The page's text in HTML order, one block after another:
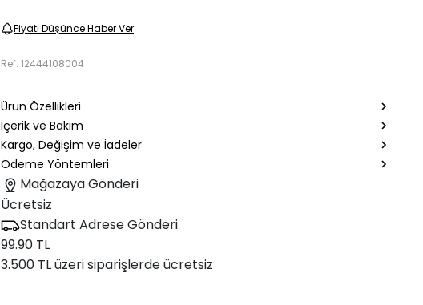
Fiyatı Düşünce Haber Ver
Ref. 12444108004
Ürün Özellikleri
İçerik ve Bakım
Kargo, Değişim ve İadeler
Ödeme Yöntemleri
Mağazaya Gönderi
Ücretsiz
Standart Adrese Gönderi
99.90 TL
3.500 TL üzeri siparişlerde ücretsiz